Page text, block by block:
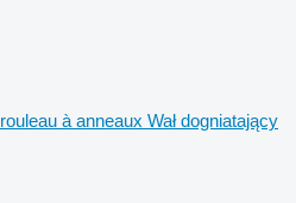
rouleau à anneaux Wał dogniatający